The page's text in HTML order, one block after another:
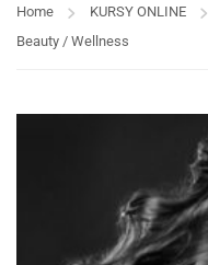
Home KURSY ONLINE
Beauty / Wellness